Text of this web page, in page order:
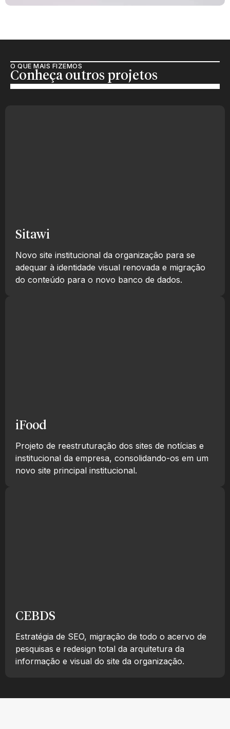
O QUE MAIS FIZEMOS
Conheça outros projetos
Sitawi
Novo site institucional da organização para se
adequar à identidade visual renovada e migração
do conteúdo para o novo banco de dados.
iFood
Projeto de reestruturação dos sites de notícias e
institucional da empresa, consolidando-os em um
novo site principal institucional.
CEBDS
Estratégia de SEO, migração de todo o acervo de
pesquisas e redesign total da arquitetura da
informação e visual do site da organização.